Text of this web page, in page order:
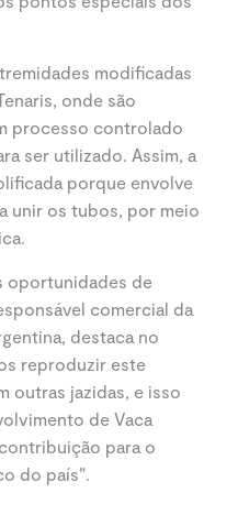
modificadas
onde são
processo controlado
ser utilizado. Assim, a
porque envolve
unir os tubos, por meio
oportunidades de
comercial da
destaca no
reproduzir este
outras jazidas, e isso
de Vaca
para o
do país”.